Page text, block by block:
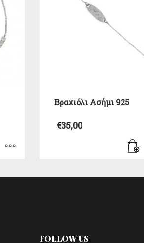
Βραχιόλι Ασήμι 925
€35,00
FOLLOW US